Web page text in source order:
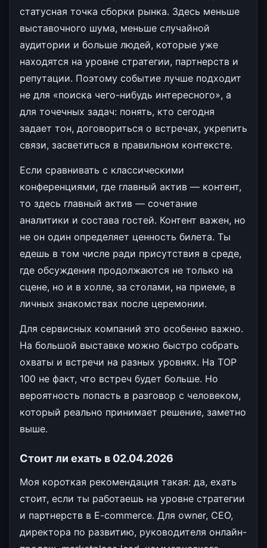
статусная точка сборки рынка. Здесь меньше
выставочного шума, меньше случайной
аудитории и больше людей, которые уже
находятся на уровне стратегии, партнерств и
репутации. Поэтому событие лучше подходит
не для «поиска чего-нибудь интересного», а
для точечных задач: понять, кто сегодня
задает тон, договориться о встречах, укрепить
связи, засветиться в правильном контексте.
Если сравнивать с классическими
конференциями, где главный актив — контент,
то здесь главный актив — сочетание
аналитики и состава гостей. Контент важен, но
не он один определяет ценность билета. Ты
едешь в том числе ради присутствия в среде,
где обсуждения продолжаются не только на
сцене, но и в холле, за столами, на приеме, в
личных знакомствах после церемонии.
Для сервисных компаний это особенно важно.
На большой выставке можно быстро собрать
охваты и встречи на разных уровнях. На TOP
100 не факт, что встреч будет больше. Но
вероятность попасть в разговор с человеком,
который реально принимает решение, заметно
выше.
Стоит ли ехать в 02.04.2026
Моя короткая рекомендация такая: да, ехать
стоит, если ты работаешь на уровне стратегии
и партнерств в E-commerce. Для owner, CEO,
директора по развитию, руководителя онлайн-